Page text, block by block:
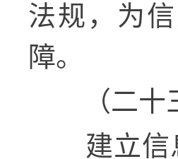
法规，为
障。
（二
建立